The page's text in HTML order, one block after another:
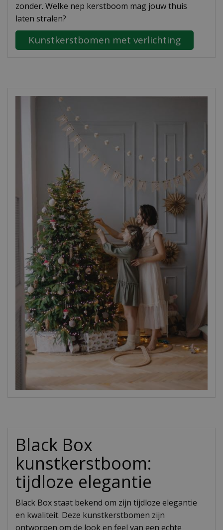
zonder. Welke nep kerstboom mag jouw thuis
laten stralen?
Kunstkerstbomen met verlichting
Black Box
kunstkerstboom:
tijdloze elegantie
Black Box staat bekend om zijn tijdloze elegantie
en kwaliteit. Deze kunstkerstbomen zijn
ontworpen om de look en feel van een echte